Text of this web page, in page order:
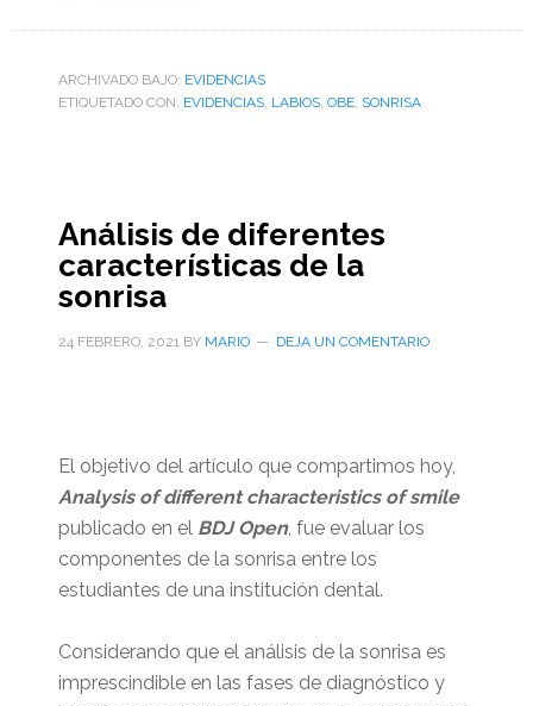
ARCHIVADO BAJO: EVIDENCIAS
ETIQUETADO CON: EVIDENCIAS, LABIOS, OBE, SONRISA
Análisis de diferentes
características de la
sonrisa
24 FEBRERO, 2021BY MARIO DEJA UN COMENTARIO
El objetivo del artículo que compartimos hoy,
Analysis of different characteristics of smile
publicado en el BDJ Open, fue evaluar los
componentes de la sonrisa entre los
estudiantes de una institución dental.
Considerando que el análisis de la sonrisa es
imprescindible en las fases de diagnóstico y